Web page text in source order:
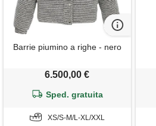
Barrie piumino a righe - nero
6.500,00 €
Sped. gratuita
XS/S-M/L-XL/XXL